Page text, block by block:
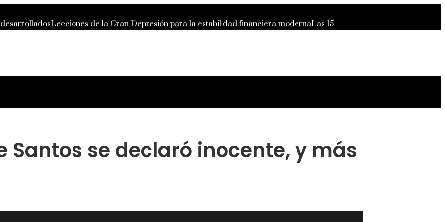
Lecciones de la Gran Depresión para la estabilidad financiera modernaLas 15
responsables en la RSE de Estados Unidos
Santos se declaró inocente, y más